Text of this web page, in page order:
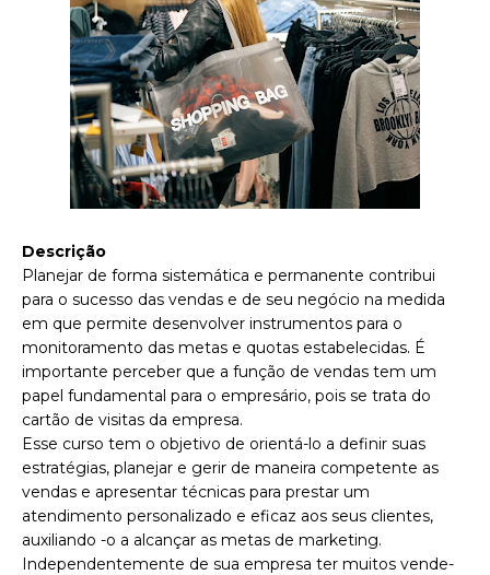
Descrição
Planejar de forma sistemática e permanente contribui
para o sucesso das vendas e de seu negócio na medida
em que permite desenvolver instrumentos para o
monitoramento das metas e quotas estabelecidas. É
importante perceber que a função de vendas tem um
papel fundamental para o empresário, pois se trata do
cartão de visitas da empresa.
Esse curso tem o objetivo de orientá-lo a definir suas
estratégias, planejar e gerir de maneira competente as
vendas e apresentar técnicas para prestar um
atendimento personalizado e eficaz aos seus clientes,
auxiliando -o a alcançar as metas de marketing.
Independentemente de sua empresa ter muitos vende-